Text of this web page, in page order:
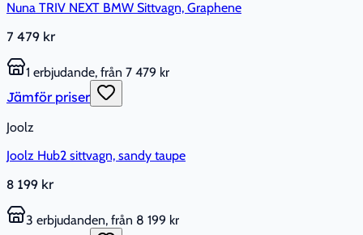
Nuna TRIV NEXT BMW Sittvagn, Graphene
7 479 kr
1 erbjudande, från 7 479 kr
Jämför priser
Joolz
Joolz Hub2 sittvagn, sandy taupe
8 199 kr
3 erbjudanden, från 8 199 kr